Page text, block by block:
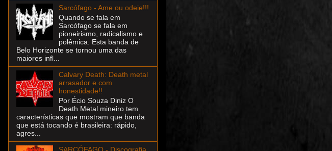
Sarcófago - Ame ou odeie!!!
Quando se fala em
Sarcófago se fala em
pioneirismo, radicalismo e
polêmica. Esta banda de
Belo Horizonte se tornou uma das
maiores infl...
Calvary Death: Death metal
arrasador e com
honestidade!!
Por Écio Souza Diniz O
Death Metal mineiro tem
características que mostram que banda
que está tocando é brasileira: rápido,
agres...